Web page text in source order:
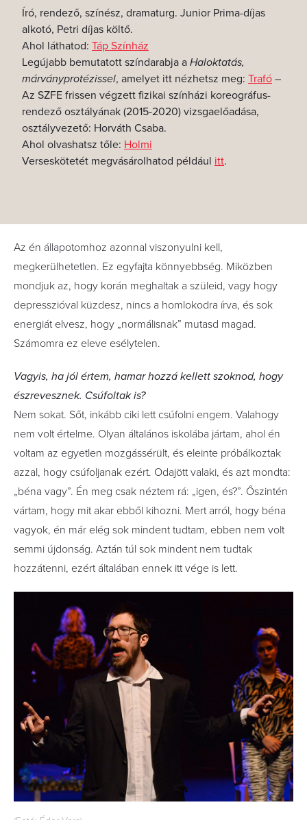
Író, rendező, színész, dramaturg. Junior Prima-díjas
alkotó, Petri díjas költő.
Ahol láthatod: Táp Színház
Legújabb bemutatott színdarabja a Haloktatás,
márványprotézissel, amelyet itt nézhetsz meg: Trafó –
Az SZFE frissen végzett fizikai színházi koreográfus-
rendező osztályának (2015-2020) vizsgaelőadása,
osztályvezető: Horváth Csaba.
Ahol olvashatsz tőle: Holmi
Verseskötetét megvásárolhatod például itt.
Az én állapotomhoz azonnal viszonyulni kell,
megkerülhetetlen. Ez egyfajta könnyebbség. Miközben
mondjuk az, hogy korán meghaltak a szüleid, vagy hogy
depresszióval küzdesz, nincs a homlokodra írva, és sok
energiát elvesz, hogy „normálisnak” mutasd magad.
Számomra ez eleve esélytelen.
Vagyis, ha jól értem, hamar hozzá kellett szoknod, hogy
észrevesznek. Csúfoltak is?
Nem sokat. Sőt, inkább ciki lett csúfolni engem. Valahogy
nem volt értelme. Olyan általános iskolába jártam, ahol én
voltam az egyetlen mozgássérült, és eleinte próbálkoztak
azzal, hogy csúfoljanak ezért. Odajött valaki, és azt mondta:
„béna vagy”. Én meg csak néztem rá: „igen, és?”. Őszintén
vártam, hogy mit akar ebből kihozni. Mert arról, hogy béna
vagyok, én már elég sok mindent tudtam, ebben nem volt
semmi újdonság. Aztán túl sok mindent nem tudtak
hozzátenni, ezért általában ennek itt vége is lett.